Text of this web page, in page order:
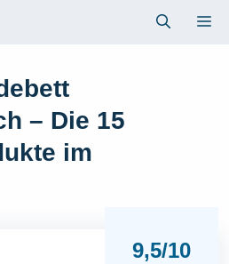
– Die 15
im
9,5/10